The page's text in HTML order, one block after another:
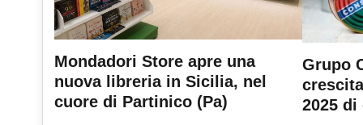
Mondadori Store apre una
nuova libreria in Sicilia, nel
cuore di Partinico (Pa)
Grupo
2025